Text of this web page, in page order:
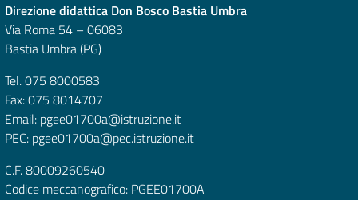
Direzione didattica Don Bosco Bastia Umbra
Via Roma 54 – 06083
Bastia Umbra (PG)
Tel. 075 8000583
Fax: 075 8014707
Email: pgee01700a@istruzione.it
PEC: pgee01700a@pec.istruzione.it
C.F. 80009260540
Codice meccanografico: PGEE01700A